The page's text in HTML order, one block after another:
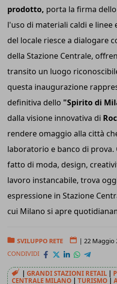
prodotto, porta la firma dello
l'uso di materiali caldi e linee
del locale riesce a dialogare
della Stazione Centrale,
transito un luogo
questa inaugurazione
definitiva dello "Spirito di
dalla visione innovativa di
rendere omaggio alla città
laboratorio e banco di
fatto di moda, design,
lavoro instancabile, trova
espressione in Stazione
cui Milano si apre
SVILUPPO RETE | 22 Maggio
CONDIVIDI
GRANDI STAZIONI RETAIL
CENTRALE MILANO
TURISMO